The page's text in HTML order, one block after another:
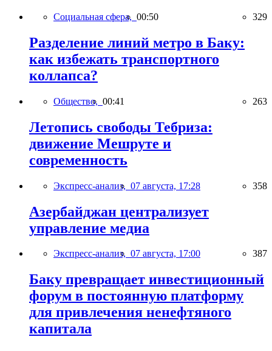
Социальная сфера, 00:50 329
Разделение линий метро в Баку:
как избежать транспортного
коллапса?
Общество, 00:41 263
Летопись свободы Тебриза:
движение Мешруте и
современность
Экспресс-анализ, 07 августа, 17:28 358
Азербайджан централизует
управление медиа
Экспресс-анализ, 07 августа, 17:00 387
Баку превращает инвестиционный
форум в постоянную платформу
для привлечения ненефтяного
капитала